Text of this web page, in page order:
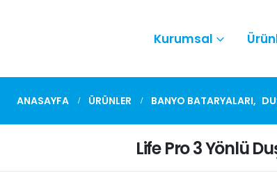
Kurumsal
ANASAYFA ÜRÜNLER BANYO BATARYALARI,
Life Pro 3 Yönlü